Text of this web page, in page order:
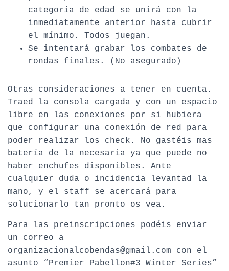
categoría de edad se unirá con la
inmediatamente anterior hasta cubrir
el mínimo. Todos juegan.
Se intentará grabar los combates de
rondas finales. (No asegurado)
Otras consideraciones a tener en cuenta.
Traed la consola cargada y con un espacio
libre en las conexiones por si hubiera
que configurar una conexión de red para
poder realizar los check. No gastéis mas
batería de la necesaria ya que puede no
haber enchufes disponibles. Ante
cualquier duda o incidencia levantad la
mano, y el staff se acercará para
solucionarlo tan pronto os vea.
Para las preinscripciones podéis enviar
un correo a
organizacionalcobendas@gmail.com con el
asunto “Premier Pabellon#3 Winter Series”